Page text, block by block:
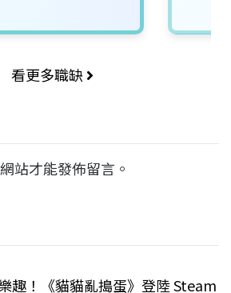
看更多職缺
網站才能發佈留言。
趣！《貓貓亂搗蛋》登陸 Steam